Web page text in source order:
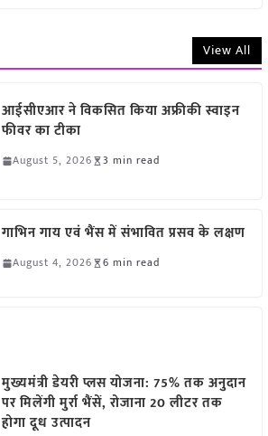
View All
आईसीएआर ने विकसित किया अफ्रीकी स्वाइन
फीवर का टीका
August 5, 2026 3 min read
गाभिन गाय एवं भैंस में संभावित प्रसव के लक्षण
August 4, 2026 6 min read
मुख्यमंत्री डेयरी प्लस योजना: 75% तक अनुदान
पर मिलेंगी मुर्रा भैंसें, रोजाना 20 लीटर तक
होगा दूध उत्पादन